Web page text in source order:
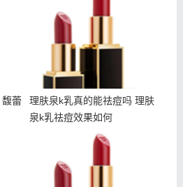
蕾
理肤泉k乳真的能祛痘吗 理肤
泉k乳祛痘效果如何
fresh馥蕾诗修女面霜怎么